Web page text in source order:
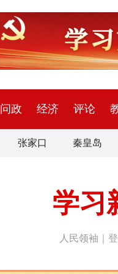
问政 经济 评论
张家口 秦皇岛
学习
人民领袖｜